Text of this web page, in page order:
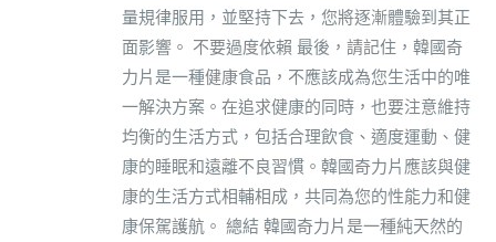
量規律服用，並堅持下去，您將逐漸體驗到其正
面影響。 不要過度依賴 最後，請記住，韓國奇
力片是一種健康食品，不應該成為您生活中的唯
一解決方案。在追求健康的同時，也要注意維持
均衡的生活方式，包括合理飲食、適度運動、健
康的睡眠和遠離不良習慣。韓國奇力片應該與健
康的生活方式相輔相成，共同為您的性能力和健
康保駕護航。 總結 韓國奇力片是一種純天然的